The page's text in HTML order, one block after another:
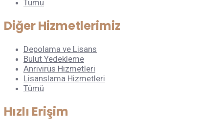
Tümü
Diğer Hizmetlerimiz
Depolama ve Lisans
Bulut Yedekleme
Anrivirüs Hizmetleri
Lisanslama Hizmetleri
Tümü
Hızlı Erişim